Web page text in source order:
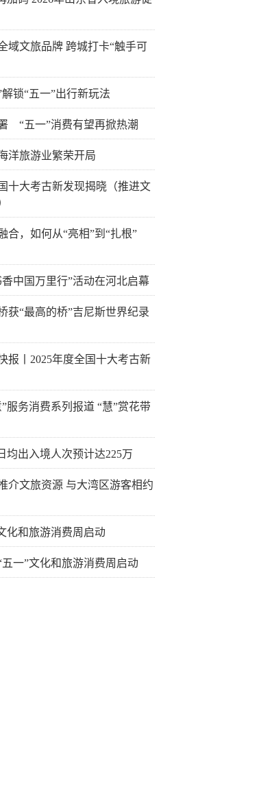
域文旅品牌 跨城打卡“触手可
锁“五一”出行新玩法
“五一”消费有望再掀热潮
洋旅游业繁荣开局
十大考古新发现揭晓（推进文
合，如何从“亮相”到“扎根”
香中国万里行”活动在河北启幕
获“最高的桥”吉尼斯世界纪录
报丨2025年度全国十大考古新
服务消费系列报道 “慧”赏花带
均出入境人次预计达225万
介文旅资源 与大湾区游客相约
化和旅游消费周启动
五一”文化和旅游消费周启动